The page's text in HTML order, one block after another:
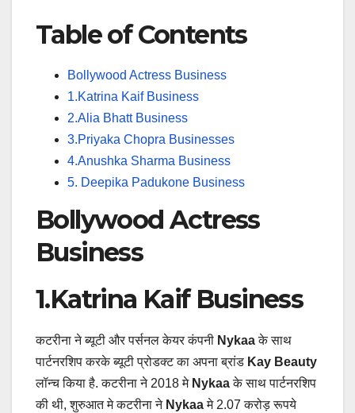
Table of Contents
Bollywood Actress Business
1.Katrina Kaif Business
2.Alia Bhatt Business
3.Priyaka Chopra Businesses
4.Anushka Sharma Business
5. Deepika Padukone Business
Bollywood Actress
Business
1.Katrina Kaif Business
कटरीना ने ब्यूटी और पर्सनल केयर कंपनी Nykaaके साथ
पार्टनरशिप करके ब्यूटी प्रोडक्ट का अपना ब्रांड Kay Beauty
लॉन्च किया है. कटरीना ने 2018 मे Nykaaके साथ पार्टनरशिप
की थी, शुरुआत मे कटरीना ने Nykaaमे 2.07 करोड़ रूपये